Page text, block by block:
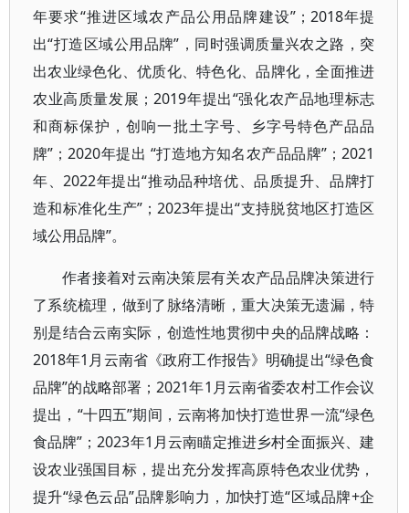
年要求“推进区域农产品公用品牌建设”；2018年提
出“打造区域公用品牌”，同时强调质量兴农之路，突
出农业绿色化、优质化、特色化、品牌化，全面推进
农业高质量发展；2019年提出“强化农产品地理标志
和商标保护，创响一批土字号、乡字号特色产品品
牌”；2020年提出 “打造地方知名农产品品牌”；2021
年、2022年提出“推动品种培优、品质提升、品牌打
造和标准化生产”；2023年提出“支持脱贫地区打造区
域公用品牌”。
作者接着对云南决策层有关农产品品牌决策进行
了系统梳理，做到了脉络清晰，重大决策无遗漏，特
别是结合云南实际，创造性地贯彻中央的品牌战略：
2018年1月云南省《政府工作报告》明确提出“绿色食
品牌”的战略部署；2021年1月云南省委农村工作会议
提出，“十四五”期间，云南将加快打造世界一流“绿色
食品牌”；2023年1月云南瞄定推进乡村全面振兴、建
设农业强国目标，提出充分发挥高原特色农业优势，
提升“绿色云品”品牌影响力，加快打造“区域品牌+企